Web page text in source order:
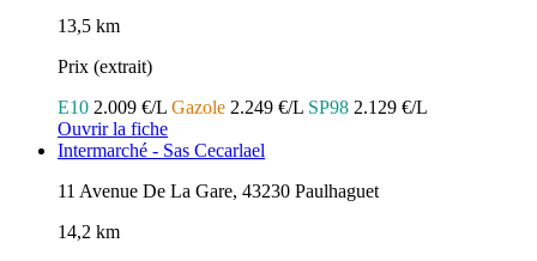
13,5 km
Prix (extrait)
E10 2.009 €/L Gazole 2.249 €/L SP98 2.129 €/L
Ouvrir la fiche
Intermarché - Sas Cecarlael
11 Avenue De La Gare, 43230 Paulhaguet
14,2 km